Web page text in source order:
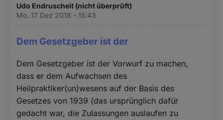
Udo Endruscheit (nicht überprüft)
Mo. 17 Dez 2018 - 15:43
Dem Gesetzgeber ist der
Dem Gesetzgeber ist der Vorwurf zu machen,
dass er dem Aufwachsen des
Heilpraktiker(un)wesens auf der Basis des
Gesetzes von 1939 (das ursprünglich dafür
gedacht war, die Zulassungen auslaufen zu